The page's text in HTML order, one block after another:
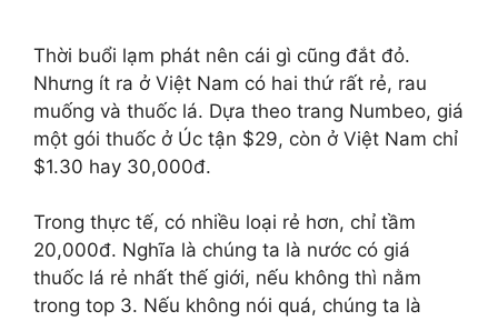
Thời buổi lạm phát nên cái gì cũng đắt đỏ.
Nhưng ít ra ở Việt Nam có hai thứ rất rẻ, rau
muống và thuốc lá. Dựa theo trang Numbeo, giá
một gói thuốc ở Úc tận $29, còn ở Việt Nam chỉ
$1.30 hay 30,000đ.
Trong thực tế, có nhiều loại rẻ hơn, chỉ tầm
20,000đ. Nghĩa là chúng ta là nước có giá
thuốc lá rẻ nhất thế giới, nếu không thì nằm
trong top 3. Nếu không nói quá, chúng ta là